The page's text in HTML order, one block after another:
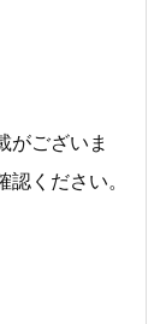
がございま
ください。